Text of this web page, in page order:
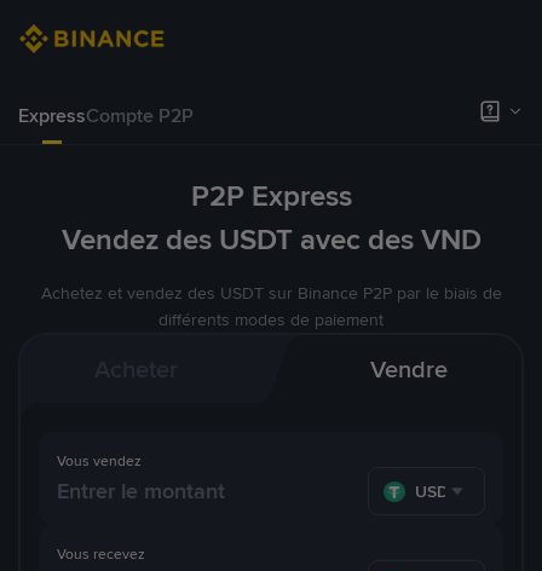
ExpressCompte P2P
P2P Express
Vendez des USDT avec des VND
Achetez et vendez des USDT sur Binance P2P par le biais de
différents modes de paiement
Vendre
Vous recevez
Vous vendez
USDT